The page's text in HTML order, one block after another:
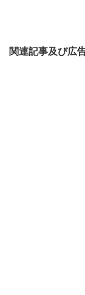
関連記事及び広